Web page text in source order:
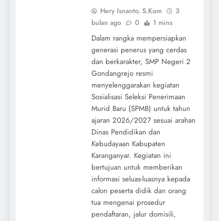
Hery Isnanto. S.Kom
3
bulan ago
0 1 mins
Dalam rangka mempersiapkan
generasi penerus yang cerdas
dan berkarakter, SMP Negeri 2
Gondangrejo resmi
menyelenggarakan kegiatan
Sosialisasi Seleksi Penerimaan
Murid Baru (SPMB) untuk tahun
ajaran 2026/2027 sesuai arahan
Dinas Pendidikan dan
Kebudayaan Kabupaten
Karanganyar. Kegiatan ini
bertujuan untuk memberikan
informasi seluas-luasnya kepada
calon peserta didik dan orang
tua mengenai prosedur
pendaftaran, jalur domisili,